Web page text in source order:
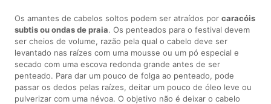
Os amantes de cabelos soltos podem ser atraídos porcaracóis
subtis ou ondas de praia. Os penteados para o festival devem
ser cheios de volume, razão pela qual o cabelo deve ser
levantado nas raízes com uma mousse ou um pó especial e
secado com uma escova redonda grande antes de ser
penteado. Para dar um pouco de folga ao penteado, pode
passar os dedos pelas raízes, deitar um pouco de óleo leve ou
pulverizar com uma névoa. O objetivo não é deixar o cabelo